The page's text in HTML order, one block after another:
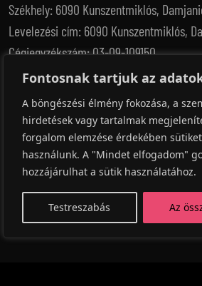
Fontosnak tartjuk az
A böngészési élmény fokozása, a
hirdetések vagy tartalmak
forgalom elemzése érdekében
használunk. A "Mindet elfogadom"
hozzájárulhat a sütik használatához.
Testreszabás Az
Székhely: 6090 Kunszentmiklós,
Levelezési cím: 6090 Kunszentmiklós,
Cégjegyzékszám: 03-09-109150
Adószám: 12539833-2-03
E-mail: info@forpsi.hu
Weboldal: www.forpsi.hu
Telefon: +36 76 550174